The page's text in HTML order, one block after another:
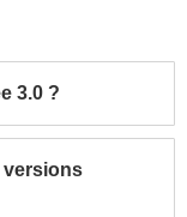
3.0 ?
versions